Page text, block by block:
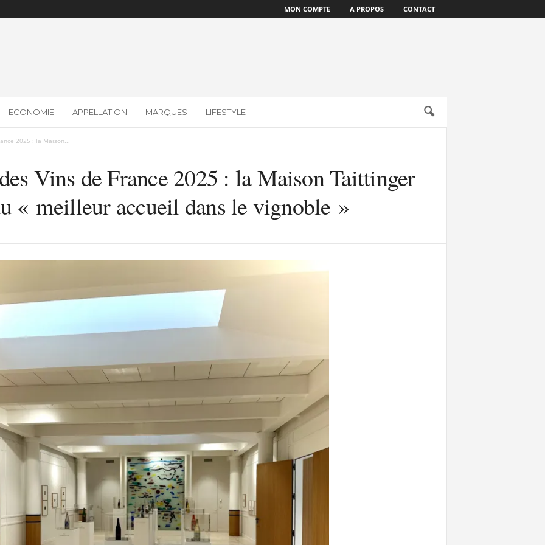
MON COMPTE A PROPOS CONTACT
ECONOMIE APPELLATION MARQUES LIFESTYLE
2025 : la Maison...
Vins de France 2025 : la Maison Taittinger
« meilleur accueil dans le vignoble »